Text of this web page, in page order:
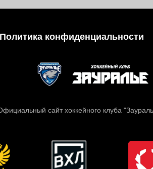
Политика конфиденциальности
сайт хоккейного клуба